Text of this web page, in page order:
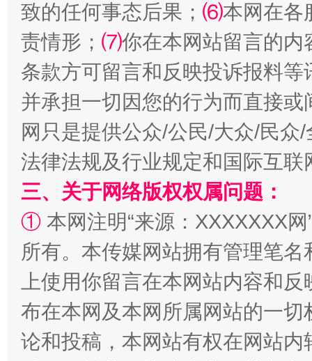
阿坝州三大球赛在茂县开幕 规模
国家大学科技园优化重塑工作
致的任何事态后果； ⑹本网在各
责情形； ⑺你在本网站留言的内
条款方可留言和反映投诉报料
并承担一切因您的行为而直接
网只是提供公众/公民/大众/民
法律法规及行业规定和国际互
三、关于网络版权权属问题：
① 本网注明“来源：XXXXXXX
所有。本传媒网站拥有管理笔
上使用你留言在本网站内容和
布在本网及本网所属网站的一
论和投稿，本网站有权在网站